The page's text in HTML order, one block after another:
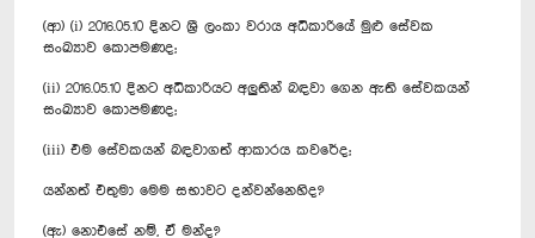
(ආ) (i) 2016.05.10 දිනට ශ්‍රී ලංකා වරාය අධිකාරියේ මුළු සේවක
සංඛ්‍යාව කොපමණද;
(ii) 2016.05.10 දිනට අධිකාරියට අලුතින් බඳවා ගෙන ඇති සේවකයන්
සංඛ්‍යාව කොපමණද;
(iii) එම සේවකයන් බඳවාගත් ආකාරය කවරේද;
යන්නත් එතුමා මෙම සභාවට දන්වන්නෙහිද?
(ඇ) නොඑසේ නම්, ඒ මන්ද?